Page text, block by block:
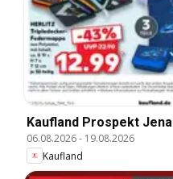
Kaufland Prospekt Jena
06.08.2026- 19.08.2026
Kaufland